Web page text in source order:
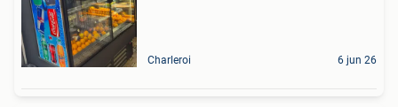
Charleroi 6 jun 26